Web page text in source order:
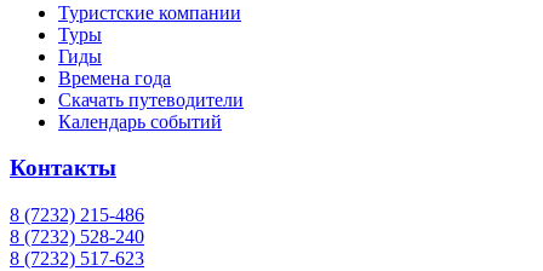
Туристские компании
Туры
Гиды
Времена года
Скачать путеводители
Календарь событий
Контакты
8 (7232) 215-486
8 (7232) 528-240
8 (7232) 517-623